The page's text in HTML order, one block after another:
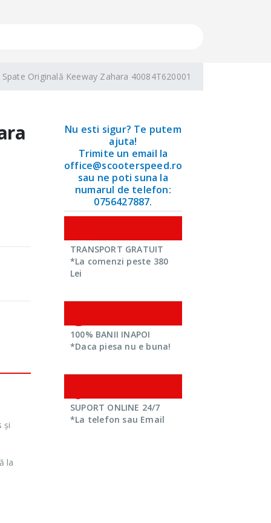
Originală Keeway Zahara 40084T620001
și
la
Nu esti sigur? Te putem
ajuta!
Trimite un email la
office@scooterspeed.ro
sau ne poti suna la
numarul de telefon:
0756427887.
TRANSPORT GRATUIT
*La comenzi peste 380
Lei
100% BANII INAPOI
*Daca piesa nu e buna!
SUPORT ONLINE 24/7
*La telefon sau Email